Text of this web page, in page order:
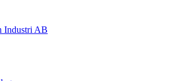
Industri AB